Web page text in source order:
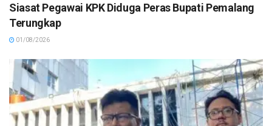
Siasat Pegawai KPK Diduga Peras Bupati Pemalang
Terungkap
01/08/2026